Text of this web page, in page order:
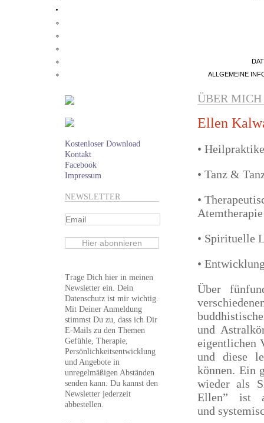
ALLGEMEINE
ÜBER MICH
Ellen
•
• Tanz &
•
Atemtherapie
• Spirituelle
•
Über
und
eigentlichen
und diese
können. Ein
wieder als
Ellen” ist
und
Kostenloser Download
Kontakt
Facebook
Impressum
NEWSLETTER
Trage Dich hier in meinen
Newsletter ein. Dein
Datenschutz ist mir wichtig.
Mit Deiner Anmeldung
stimmst Du zu, dass ich Dir
E-Mails zu den Themen
Gefühle, Therapie,
Persönlichkeitsentwicklung
und Angebote in
unregelmäßigen Abständen
senden kann. Du kannst den
Newsletter jederzeit
abbestellen.